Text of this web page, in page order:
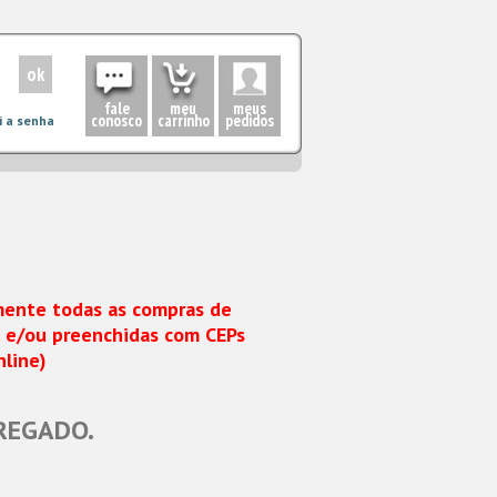
a senha
meus
pedidos
meu
carrinho
fale
conosco
todas as compras de
e/ou preenchidas com CEPs